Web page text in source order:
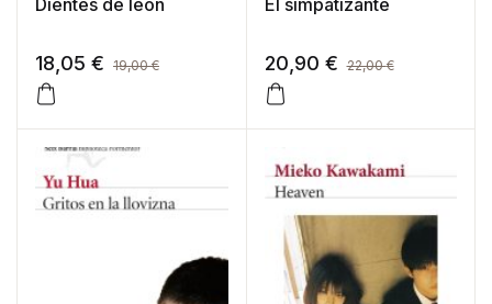
Dientes de león
18,05 € 19,00€
El simpatizante
20,90 € 22,00€